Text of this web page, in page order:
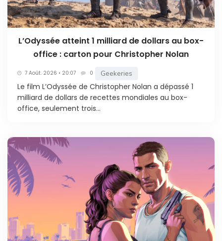
L’Odyssée atteint 1 milliard de dollars au box-
office : carton pour Christopher Nolan
7 Août. 2026 • 20:07 0 Geekeries
Le film L’Odyssée de Christopher Nolan a dépassé 1
milliard de dollars de recettes mondiales au box-
office, seulement trois...